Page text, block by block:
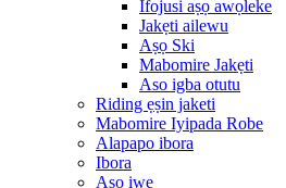
Ifojusi aṣọ awọleke
Jakẹti ailewu
Aṣọ Ski
Mabomire Jakẹti
Aso igba otutu
Riding ẹṣin jaketi
Mabomire Iyipada Robe
Alapapo ibora
Ibora
Aṣọ iwẹ